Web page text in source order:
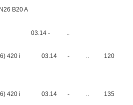
B20 A
03.14 - ..
420 i 03.14 - .. 120
420 i 03.14 - .. 135